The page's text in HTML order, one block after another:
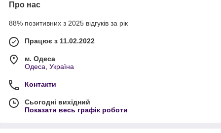
Про нас
88% позитивних з 2025 відгуків за рік
Працює з 11.02.2022
м. Одеса
Одеса, Україна
Контакти
Сьогодні вихідний
Показати весь графік роботи